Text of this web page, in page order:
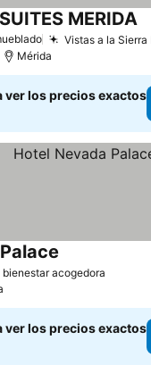
Vistas a la Sierra
MERIDA
Mérida
ver los precios exactos
bienestar acogedora
ver los precios exactos